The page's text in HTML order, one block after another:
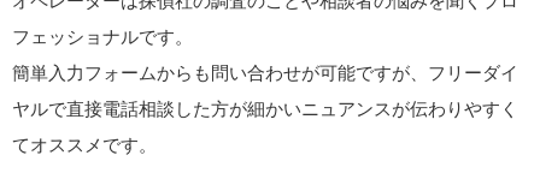
フェッショナルです。
簡単入力フォームからも問い合わせが可能ですが、フリーダイ
ヤルで直接電話相談した方が細かいニュアンスが伝わりやすく
てオススメです。